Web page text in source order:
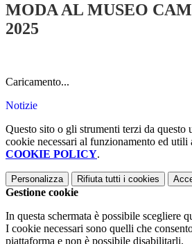
MODA AL MUSEO
2025
Caricamento...
Notizie
Questo sito o gli strumenti terzi da
cookie necessari al funzionamento ed
COOKIE POLICY.
Personalizza Rifiuta tutti i cookies
Gestione cookie
In questa schermata è possibile scegliere
I cookie necessari sono quelli che
piattaforma e non è possibile disabilitarli.